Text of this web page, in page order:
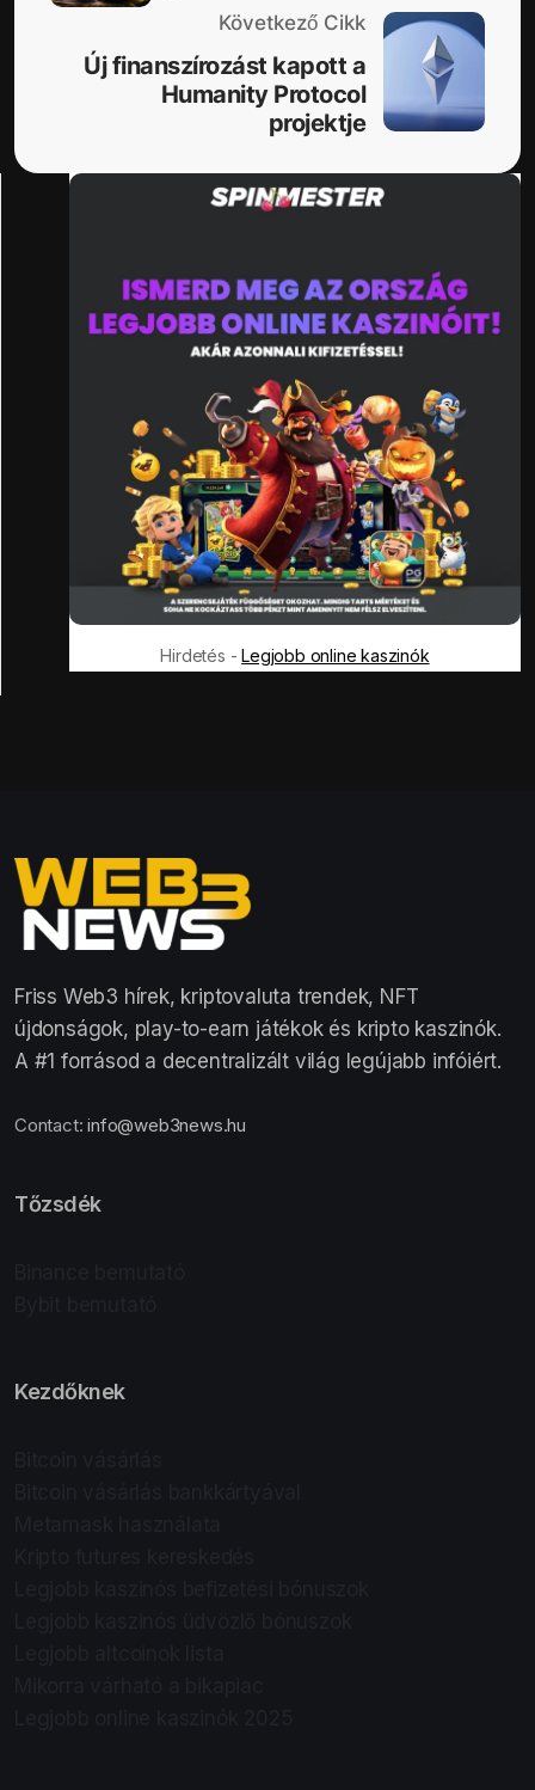
Következő Cikk
Új finanszírozást kapott a
Humanity Protocol
projektje
Hirdetés -Legjobb online kaszinók
Friss Web3 hírek, kriptovaluta trendek, NFT
újdonságok, play-to-earn játékok és kripto kaszinók.
A #1 forrásod a decentralizált világ legújabb infóiért.
Contact:info@web3news.hu
Tőzsdék
Kezdőknek